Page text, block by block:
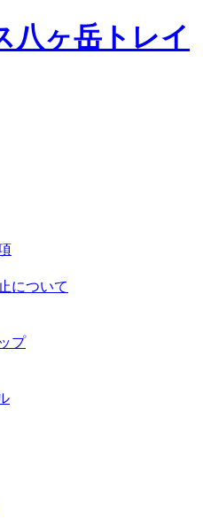
八ヶ岳トレイ
について
プ